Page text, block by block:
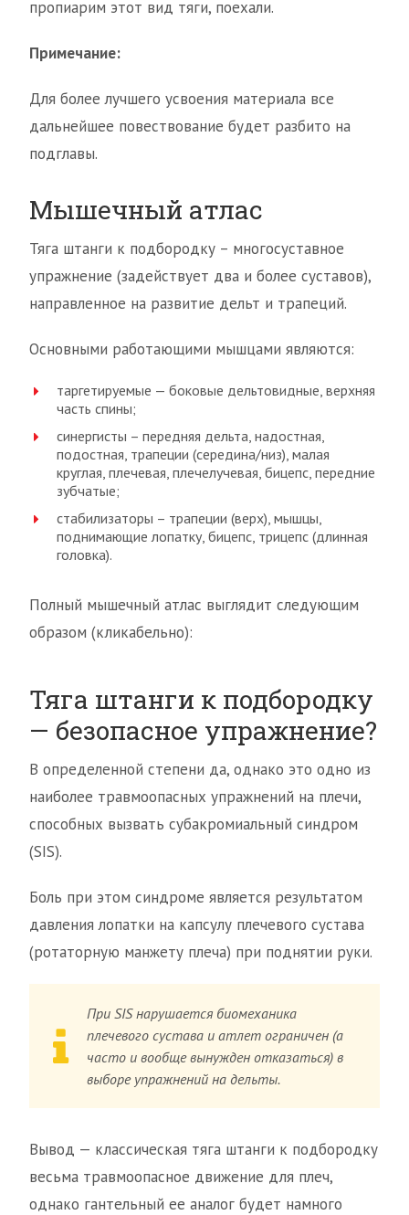
пропиарим этот вид тяги, поехали.
Примечание:
Для более лучшего усвоения материала все
дальнейшее повествование будет разбито на
подглавы.
Мышечный атлас
Тяга штанги к подбородку – многосуставное
упражнение (задействует два и более суставов),
направленное на развитие дельт и трапеций.
Основными работающими мышцами являются:
таргетируемые — боковые дельтовидные, верхняя
часть спины;
синергисты – передняя дельта, надостная,
подостная, трапеции (середина/низ), малая
круглая, плечевая, плечелучевая, бицепс, передние
зубчатые;
стабилизаторы – трапеции (верх), мышцы,
поднимающие лопатку, бицепс, трицепс (длинная
головка).
Полный мышечный атлас выглядит следующим
образом (кликабельно):
Тяга штанги к подбородку
— безопасное упражнение?
В определенной степени да, однако это одно из
наиболее травмоопасных упражнений на плечи,
способных вызвать субакромиальный синдром
(SIS).
Боль при этом синдроме является результатом
давления лопатки на капсулу плечевого сустава
(ротаторную манжету плеча) при поднятии руки.
При SIS нарушается биомеханика
плечевого сустава и атлет ограничен (а
часто и вообще вынужден отказаться) в
выборе упражнений на дельты.
Вывод — классическая тяга штанги к подбородку
весьма травмоопасное движение для плеч,
однако гантельный ее аналог будет намного